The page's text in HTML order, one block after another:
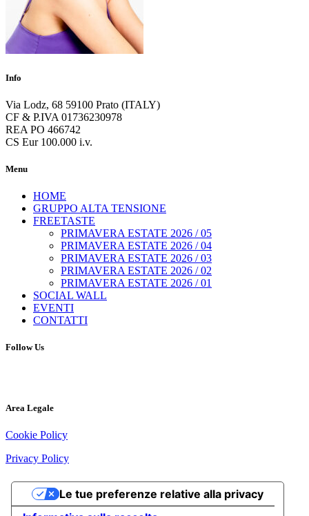
Info
Via Lodz, 68 59100 Prato (ITALY)
CF & P.IVA 01736230978
REA PO 466742
CS Eur 100.000 i.v.
Menu
HOME
GRUPPO ALTA TENSIONE
FREETASTE
PRIMAVERA ESTATE 2026 / 05
PRIMAVERA ESTATE 2026 / 04
PRIMAVERA ESTATE 2026 / 03
PRIMAVERA ESTATE 2026 / 02
PRIMAVERA ESTATE 2026 / 01
SOCIAL WALL
EVENTI
CONTATTI
Follow Us
Area Legale
Cookie Policy
Privacy Policy
Le tue preferenze relative alla privacy